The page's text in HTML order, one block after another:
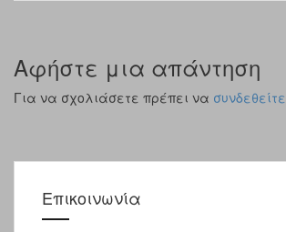
Αφήστε μια απάντηση
Για να σχολιάσετε πρέπει να συνδεθείτε
Επικοινωνία